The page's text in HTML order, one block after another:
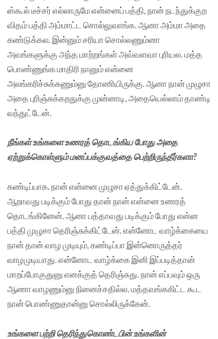
ஸ்கூல் டீச்சர் எல்லாருமே என்னைப் பத்தி, நான் நடந்துக்குற
விதம் பத்தி அம்மாட்ட சொல்லுவாங்க. ஆனா அம்மா அதை
கண்டுக்கல. இன்னும் சரியா சொல்லணும்னா
அவங்களுக்கு அந்த மாற்றங்கள் அவ்வளவா புரியல. மத்த
பொண்ணுங்க மாதிரி நானும் என்னை
அலங்கரிச்சுக்கணும்னு தோணியிருக்கு. ஆனா நான் முழுசா
அதை புரிஞ்சுக்கறதுக்கு முன்னாடி, அதையெல்லாம் தாண்டி
வந்துட்டேன்.
நீங்கள் உங்களை உணரத் தொடங்கிய போது அதை
ஏற்றுக்கொள்ளும் மனப்பக்குவத்தை பெற்றிருந்தீர்களா?
கண்டிப்பாக. நான் என்னை முழுசா ஏத்துக்கிட்டேன்.
ஆறாவது படிக்கும் போது தான் நான் என்னை உணரத்
தொடங்கினேன். ஆனா பத்தாவது படிக்கும் போது என்ன
பத்தி முழுசா தெரிஞ்சுக்கிட்டேன். என்னோட வாழ்க்கையை
நான் தான் வாழ முடியும், கண்டிப்பா இன்னொருத்தர்
வாழமுடியாது. என்னோட வாழ்க்கை இனி இப்படித்தான்
மாறப்போகுதுனு எனக்குத் தெரிஞ்சுது. நான் எப்பவும் ஒரு
ஆணா வாழணும்னு நினைச்சதில்ல. மத்தவங்ககிட்ட கூட
நான் பொண்ணுதான்னு சொல்லிருக்கேன்.
உங்களை பற்றி தெரிந்துகொண்டபின் உங்களின்